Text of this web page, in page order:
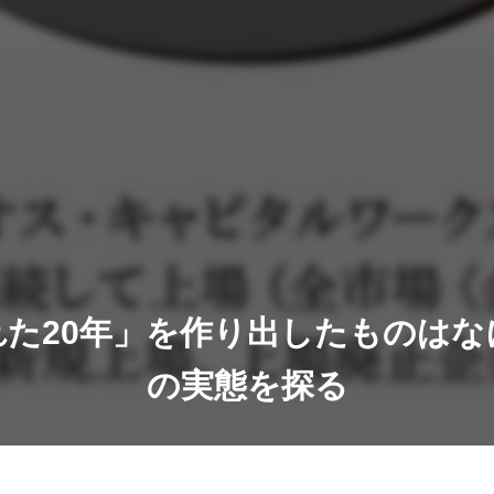
た20年」を作り出したものは
の実態を探る